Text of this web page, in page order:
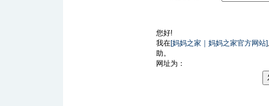
您好!
我在[妈妈之家｜妈妈之家官方网站]
助。
网址为：